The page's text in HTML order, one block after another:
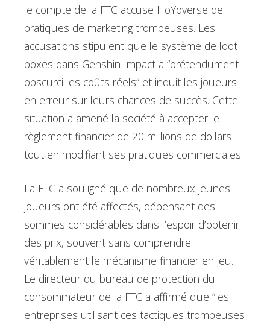
le compte de la FTC accuse HoYoverse de
pratiques de marketing trompeuses. Les
accusations stipulent que le système de loot
boxes dans Genshin Impact a “prétendument
obscurci les coûts réels” et induit les joueurs
en erreur sur leurs chances de succès. Cette
situation a amené la société à accepter le
règlement financier de 20 millions de dollars
tout en modifiant ses pratiques commerciales.
La FTC a souligné que de nombreux jeunes
joueurs ont été affectés, dépensant des
sommes considérables dans l’espoir d’obtenir
des prix, souvent sans comprendre
véritablement le mécanisme financier en jeu.
Le directeur du bureau de protection du
consommateur de la FTC a affirmé que “les
entreprises utilisant ces tactiques trompeuses